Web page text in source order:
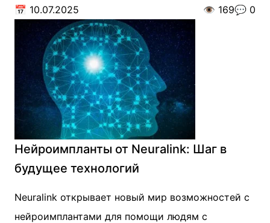
📅 10.07.2025 👁️ 169💬 0
Нейроимпланты от Neuralink: Шаг в
будущее технологий
Neuralink открывает новый мир возможностей с
нейроимплантами для помощи людям с